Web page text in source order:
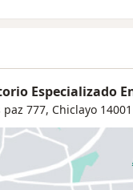
Especializado
777, Chiclayo 14001